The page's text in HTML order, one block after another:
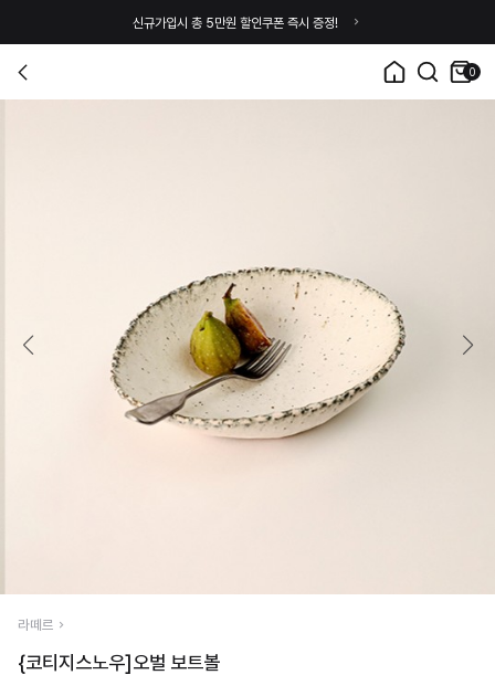
신규가입시 총 5만원 할인쿠폰 즉시 증정!
0
라떼르
{코티지스노우]오벌 보트볼